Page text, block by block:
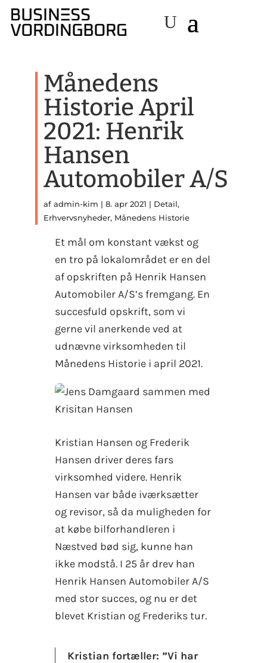
Månedens
Historie April
2021: Henrik
Hansen
Automobiler A/S
afadmin-kim |8. apr 2021 | Detail,
Erhvervsnyheder, Månedens Historie
Et mål om konstant vækst og
en tro på lokalområdet er en del
af opskriften på Henrik Hansen
Automobiler A/S’s fremgang. En
succesfuld opskrift, som vi
gerne vil anerkende ved at
udnævne virksomheden til
Månedens Historie i april 2021.
Kristian Hansen og Frederik
Hansen driver deres fars
virksomhed videre. Henrik
Hansen var både iværksætter
og revisor, så da muligheden for
at købe bilforhandleren i
Næstved bød sig, kunne han
ikke modstå. I 25 år drev han
Henrik Hansen Automobiler A/S
med stor succes, og nu er det
blevet Kristian og Frederiks tur.
Kristian fortæller: ”Vi har